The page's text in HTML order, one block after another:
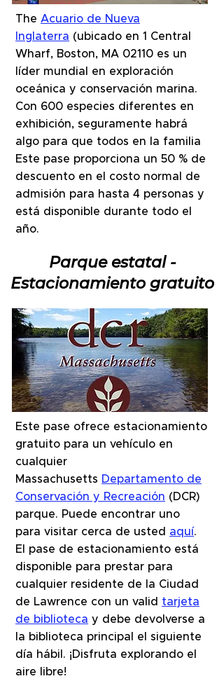
The Acuario de Nueva
Inglaterra (ubicado en 1 Central
Wharf, Boston, MA 02110 es un
líder mundial en exploración
oceánica y conservación marina.
Con 600 especies diferentes en
exhibición, seguramente habrá
algo para que todos en la familia
Este pase proporciona un 50 % de
descuento en el costo normal de
admisión para hasta 4 personas y
está disponible durante todo el
año.
Parque estatal -
Estacionamiento gratuito
Este pase ofrece estacionamiento
gratuito para un vehículo en
cualquier
Massachusetts Departamento de
Conservación y Recreación (DCR)
parque. Puede encontrar uno
para visitar cerca de usted aquí.
El pase de estacionamiento está
disponible para prestar para
cualquier residente de la Ciudad
de Lawrence con un valid tarjeta
de biblioteca y debe devolverse a
la biblioteca principal el siguiente
día hábil. ¡Disfruta explorando el
aire libre!